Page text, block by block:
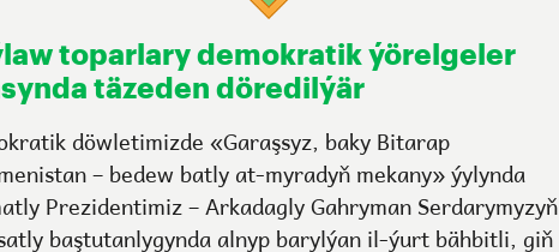
toparlary demokratik ýörelgeler
täzeden döredilýär
döwletimizde «Garaşsyz, baky Bitarap
– bedew batly at-myradyň mekany» ýylynda
Prezidentimiz – Arkadagly Gahryman Serdarymyzyň
baştutanlygynda alnyp barylýan il-ýurt bähbitli, giň